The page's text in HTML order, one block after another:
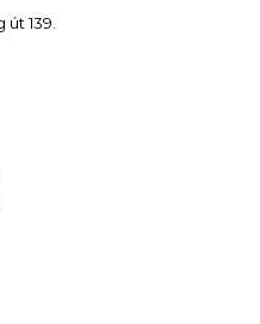
139.